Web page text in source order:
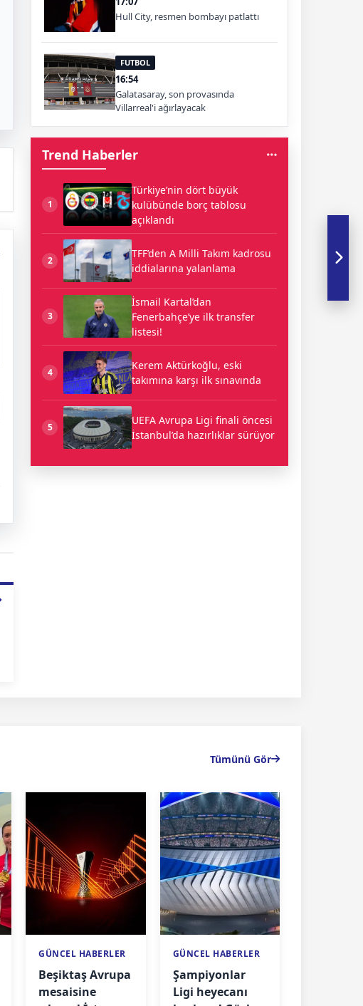
Hull City, resmen bombayı patlattı
FUTBOL
16:54
Galatasaray, son provasında
Villarreal'i ağırlayacak
Trend Haberler
1
Türkiye’nin dört büyük
kulübünde borç tablosu
açıklandı
2
TFF’den A Milli Takım kadrosu
iddialarına yalanlama
3
İsmail Kartal’dan
Fenerbahçe’ye ilk transfer
listesi!
4
Kerem Aktürkoğlu, eski
takımına karşı ilk sınavında
5
UEFA Avrupa Ligi finali öncesi
İstanbul’da hazırlıklar sürüyor
Tümünü Gör
GÜNCEL HABERLER
Beşiktaş Avrupa
mesaisine
GÜNCEL HABERLER
Şampiyonlar
Ligi heyecanı